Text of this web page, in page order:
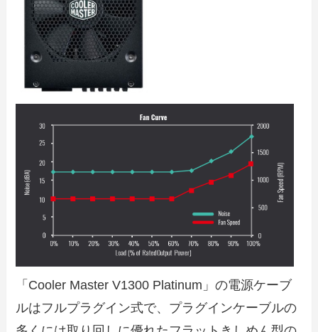
「Cooler Master V1300 Platinum」の電源ケーブ
ルはフルプラグイン式で、プラグインケーブルの